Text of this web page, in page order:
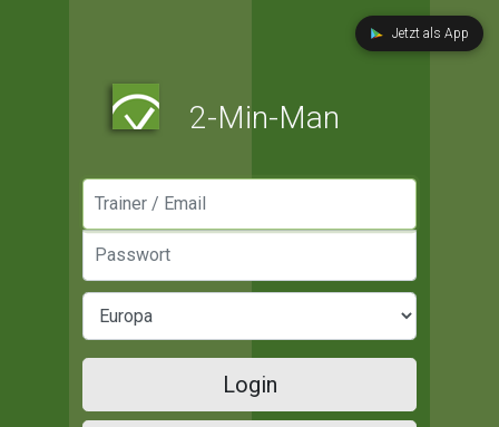
Jetzt als App
2-Min-Man
Login